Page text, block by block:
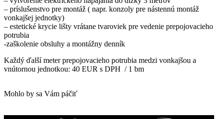
– príslušenstvo pre montáž ( napr. konzoly pre nástennú montáž
vonkajšej jednotky)
– estetické krycie lišty vrátane tvaroviek pre vedenie prepojovacieho
potrubia
-zaškolenie obsluhy a montážny denník
Každý ďalší meter prepojovacieho potrubia medzi vonkajšou a
vnútornou jednotkou: 40 EUR s DPH / 1 bm
Mohlo by sa Vám páčiť